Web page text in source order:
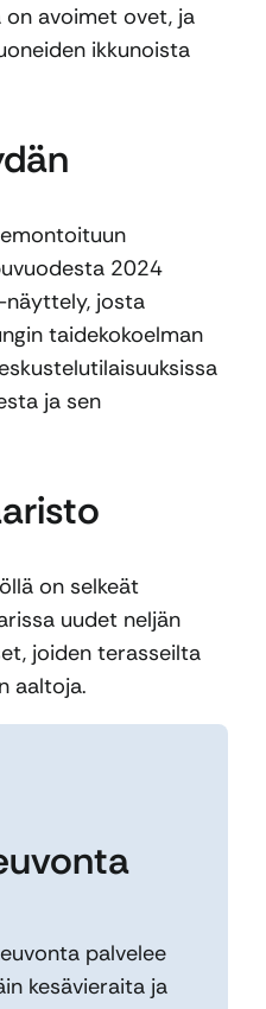
on avoimet ovet, ja
ikkunoista
2024
näyttely, josta
taidekokoelman
ja sen
on selkeät
uudet neljän
joiden terasseilta
aaltoja.
palvelee
kesävieraita ja